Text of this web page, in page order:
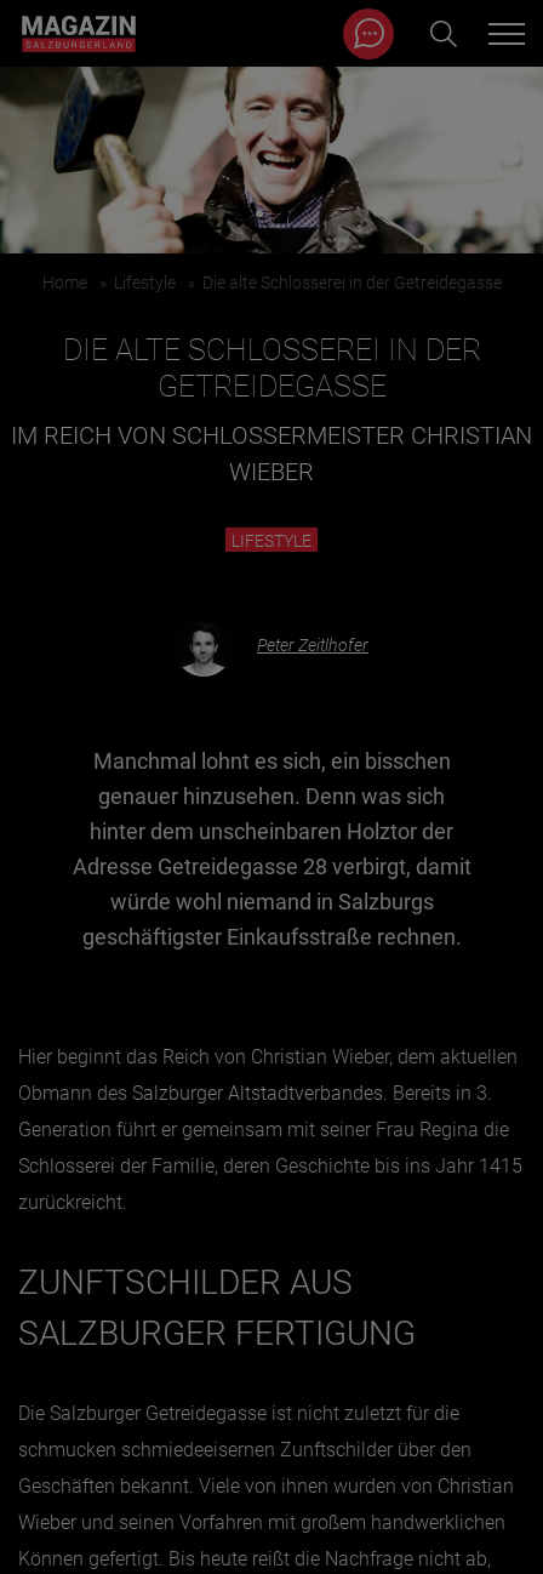
Zum Inhalt springen
BEITRÄGE IN MEINER NÄHE
Kunst & Kultur
Brauchtum
Hotel & Reise
BEITRÄGE NACH MONAT
April
August
September
Oktober
November
Magazin durchsuchen...
Home » Lifestyle » Die alte Schlosserei in der Getreidegasse
DIE ALTE SCHLOSSEREI IN DER
GETREIDEGASSE
IM REICH VON SCHLOSSERMEISTER CHRISTIAN
WIEBER
LIFESTYLE
Peter Zeitlhofer
Manchmal lohnt es sich, ein bisschen
genauer hinzusehen. Denn was sich
hinter dem unscheinbaren Holztor der
Adresse Getreidegasse 28 verbirgt, damit
würde wohl niemand in Salzburgs
geschäftigster Einkaufsstraße rechnen.
Hier beginnt das Reich von Christian Wieber, dem aktuellen
Obmann des Salzburger Altstadtverbandes . Bereits in 3.
Generation führt er gemeinsam mit seiner Frau Regina die
Schlosserei der Familie, deren Geschichte bis ins Jahr 1415
zurückreicht.
ZUNFTSCHILDER AUS
SALZBURGER FERTIGUNG
Die Salzburger Getreidegasse ist nicht zuletzt für die
schmucken schmiedeeisernen Zunftschilder über den
Geschäften bekannt. Viele von ihnen wurden von Christian
Wieber und seinen Vorfahren mit großem handwerklichen
Können gefertigt. Bis heute reißt die Nachfrage nicht ab,